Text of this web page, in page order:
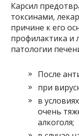
Карсил
токсинами,
причине к его
профилактика и
патологии
После
при
в
очень
алкоголя;